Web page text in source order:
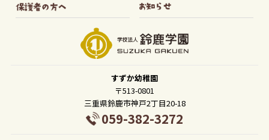
すずか幼稚園
〒513-0801
三重県鈴鹿市神戸2丁目20-18
059-382-3272